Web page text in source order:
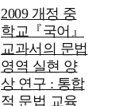
2009 개정 중
학교『국어』
교과서의 문법
영역 실현 양
상 연구 : 통합
적 문법 교육